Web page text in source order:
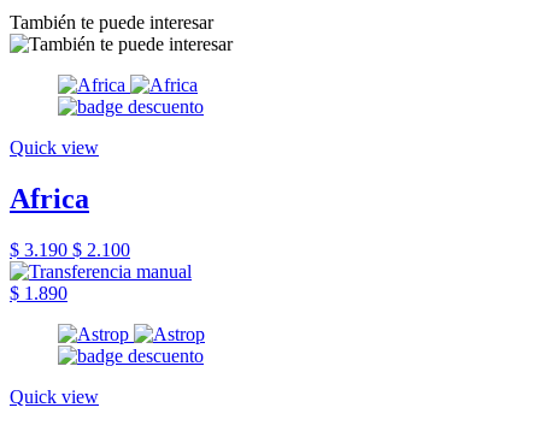
También te puede interesar
Quick view
Africa
$ 3.190 $ 2.100
$ 1.890
Quick view